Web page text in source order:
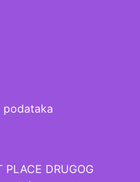
podataka
PLACE DRUGOG